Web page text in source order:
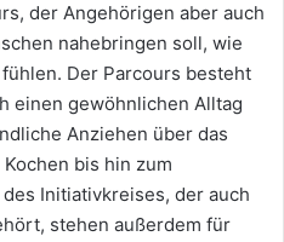
der Angehörigen aber auch
nahebringen soll, wie
Der Parcours besteht
einen gewöhnlichen Alltag
Anziehen über das
bis hin zum
Initiativkreises, der auch
stehen außerdem für